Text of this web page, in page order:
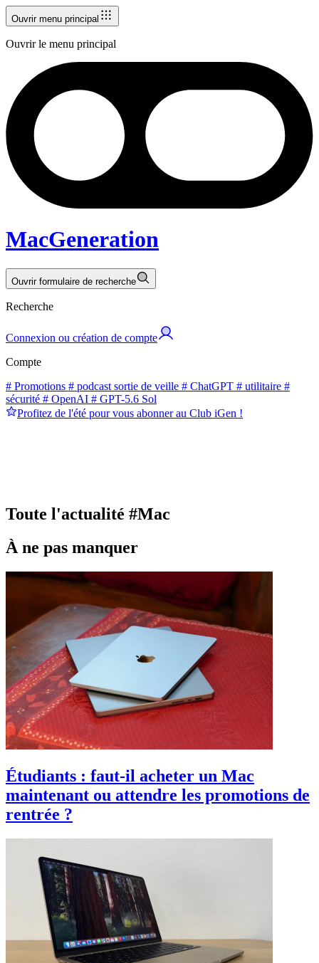
Ouvrir menu principal
Ouvrir le menu principal
MacGeneration
Ouvrir formulaire de recherche
Recherche
Connexion ou création de compte
Compte
# Promotions # podcast sortie de veille # ChatGPT # utilitaire #
sécurité # OpenAI # GPT-5.6 Sol
Profitez de l'été pour vous abonner au Club iGen !
Toute l'actualité #Mac
À ne pas manquer
Étudiants : faut-il acheter un Mac
maintenant ou attendre les promotions de
rentrée ?